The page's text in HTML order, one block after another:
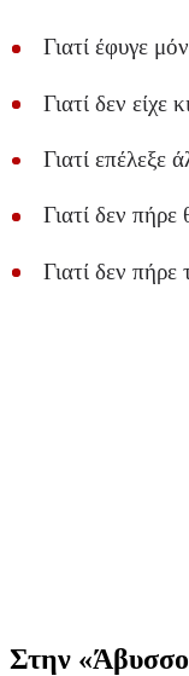
Γιατί έφυγε
Γιατί δεν είχε
Γιατί επέλεξε
Γιατί δεν πήρε
Γιατί δεν
Στην